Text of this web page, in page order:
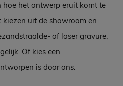
hoe het ontwerp eruit komt te
kiezen uit de showroom en
of laser gravure,
Of kies een
is door ons.